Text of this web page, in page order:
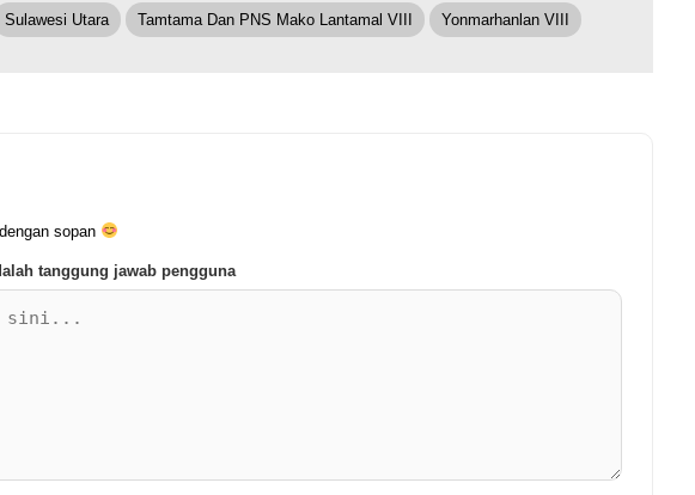
Sulawesi Utara Tamtama Dan PNS Mako Lantamal VIII Yonmarhanlan VIII
sopan
tanggung jawab pengguna